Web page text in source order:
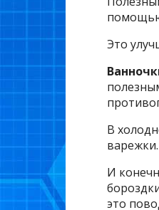
помощью
Это
В
И
это